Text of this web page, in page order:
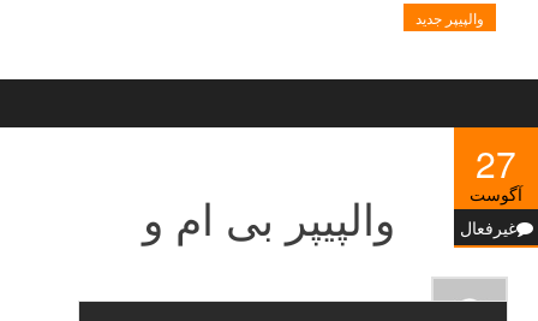
والپیپر جدید
27
آگوست
غیرفعال
والپیپر بی ام و